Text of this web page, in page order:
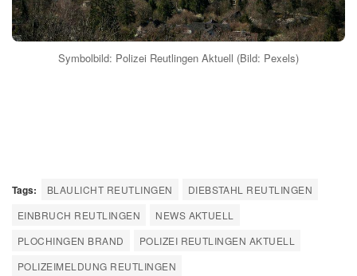
Symbolbild: Polizei Reutlingen Aktuell (Bild: Pexels)
Tags: BLAULICHT REUTLINGEN
DIEBSTAHL REUTLINGEN
EINBRUCH REUTLINGEN
NEWS AKTUELL
PLOCHINGEN BRAND
POLIZEI REUTLINGEN AKTUELL
POLIZEIMELDUNG REUTLINGEN